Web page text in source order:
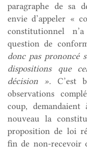
paragraphe de sa
envie d’appeler «
constitutionnel
question de
donc pas prononcé
dispositions que
décision ». C’est
observations
coup,
nouveau la
proposition de loi
fin de non-recevoir